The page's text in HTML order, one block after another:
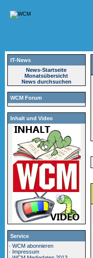
IT-News
News-Startseite
Monatsübersicht
News durchsuchen
WCM Forum
Inhalt und Video
Service
·WCM abonnieren
· Impressum